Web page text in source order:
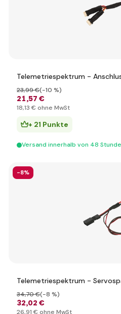
Telemetriespektrum -
21,57 €
23,99 €(-10 %)
18,13 € ohne MwSt
+ 21 Punkte
Versand innerhalb von 48
-8%
Telemetriespektrum -
32,02 €
34,70 €(-8 %)
26,91 € ohne MwSt